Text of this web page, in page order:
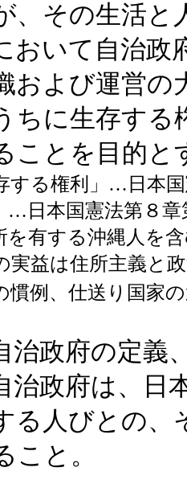
、その生活
おいて自治
および運営の
ちに生存す
ことを目的と
する権利」…日本
…日本国憲法第８章
を有する沖縄人を
実益は住所主義と
慣例、仕送り国家
政府の定義
政府は、日
る人びとの
こと。